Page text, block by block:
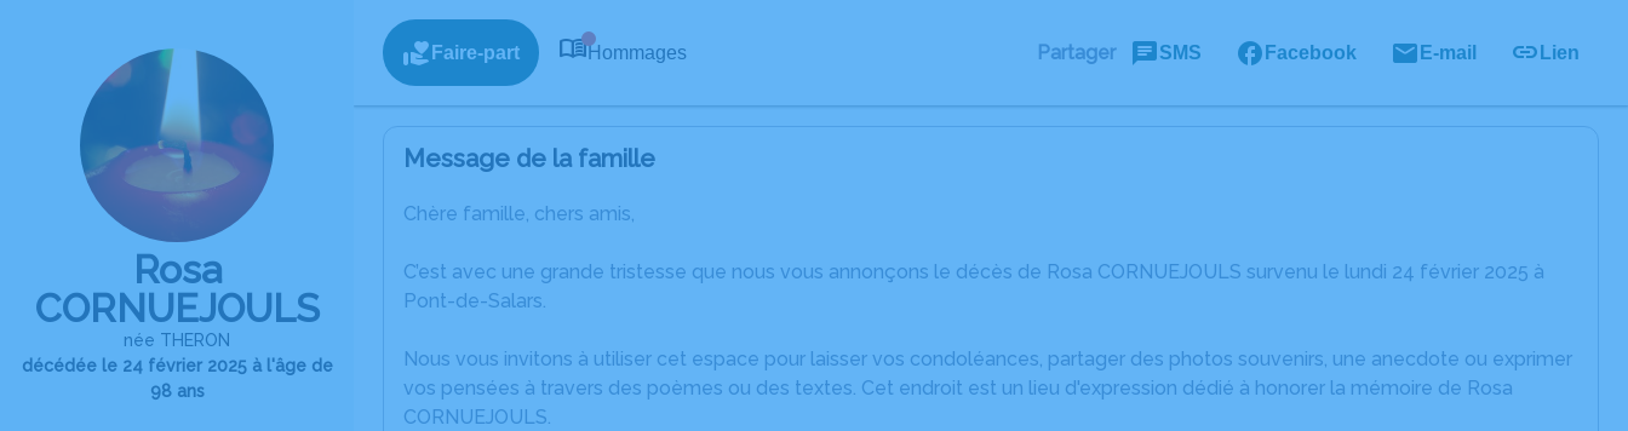
Rosa
CORNUEJOULS
née THERON
décédée le 24 février 2025 à l'âge de
98 ans
Faire-part Hommages Partager SMS Facebook E-mail Lien
Message de la famille
Chère famille, chers amis,
C’est avec une grande tristesse que nous vous annonçons le décès de Rosa CORNUEJOULS survenu le lundi 24 février 2025 à
Pont-de-Salars.
Nous vous invitons à utiliser cet espace pour laisser vos condoléances, partager des photos souvenirs, une anecdote ou exprimer
vos pensées à travers des poèmes ou des textes. Cet endroit est un lieu d'expression dédié à honorer la mémoire de Rosa
CORNUEJOULS.